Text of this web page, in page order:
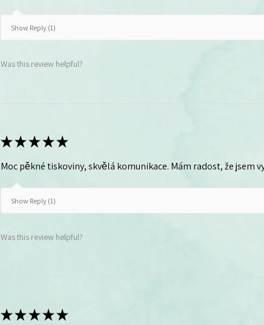
Show Reply (1)
Was this review helpful?
★★★★★
Moc pěkné tiskoviny, skvělá komunikace. Mám radost, že jsem
Show Reply (1)
Was this review helpful?
★★★★★